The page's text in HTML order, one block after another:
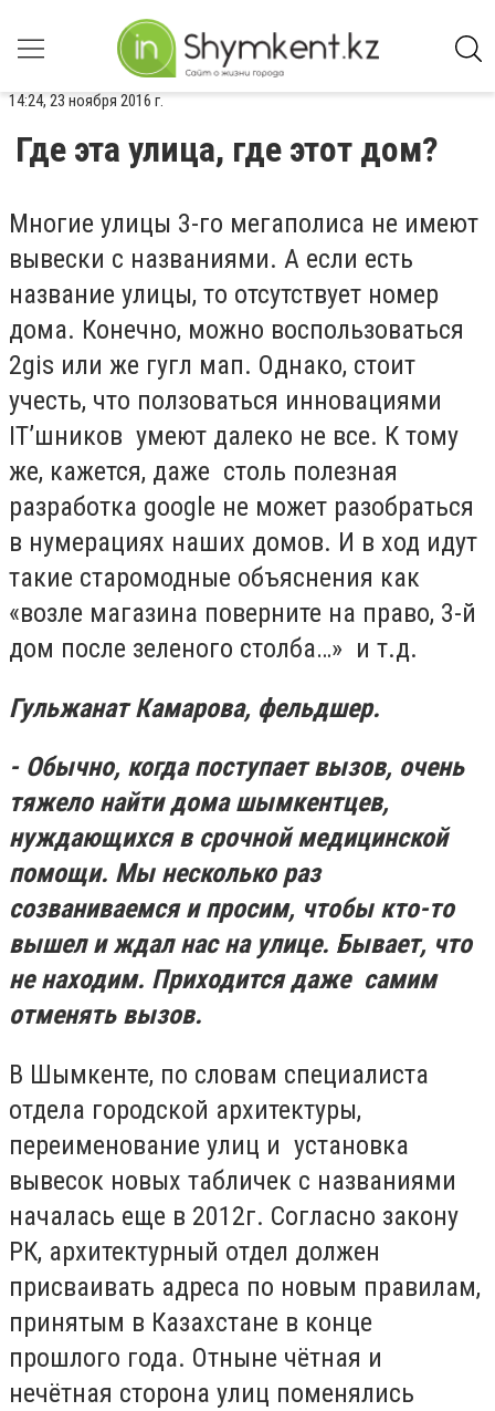
14:24, 23 ноября 2016 г.
Где эта улица, где этот дом?
Многие улицы 3-го мегаполиса не имеют
вывески с названиями. А если есть
название улицы, то отсутствует номер
дома. Конечно, можно воспользоваться
2gis или же гугл мап. Однако, стоит
учесть, что ползоваться инновациями
IT’шников умеют далеко не все. К тому
же, кажется, даже столь полезная
разработка google не может разобраться
в нумерациях наших домов. И в ход идут
такие старомодные объяснения как
«возле магазина поверните на право, 3-й
дом после зеленого столба…» и т.д.
Гульжанат Камарова, фельдшер.
- Обычно, когда поступает вызов, очень
тяжело найти дома шымкентцев,
нуждающихся в срочной медицинской
помощи. Мы несколько раз
созваниваемся и просим, чтобы кто-то
вышел и ждал нас на улице. Бывает, что
не находим. Приходится даже самим
отменять вызов.
В Шымкенте, по словам специалиста
отдела городской архитектуры,
переименование улиц и установка
вывесок новых табличек с названиями
началась еще в 2012г. Согласно закону
РК, архитектурный отдел должен
присваивать адреса по новым правилам,
принятым в Казахстане в конце
прошлого года. Отныне чётная и
нечётная сторона улиц поменялись